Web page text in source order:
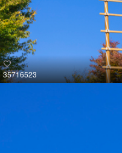
35716523